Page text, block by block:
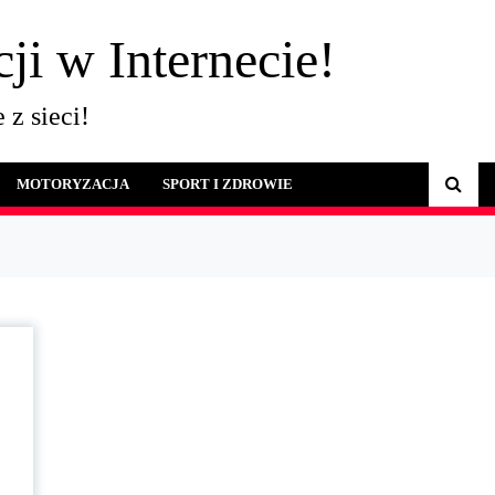
w Internecie!
z sieci!
MOTORYZACJA SPORT I ZDROWIE